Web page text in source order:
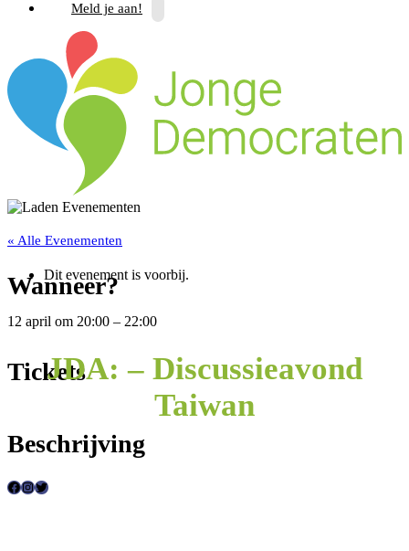
Meld je aan!
« Alle Evenementen
Dit evenement is voorbij.
JDA: – Discussieavond
Taiwan
Wanneer?
12 april om 20:00 – 22:00
Tickets
Beschrijving
F I
T